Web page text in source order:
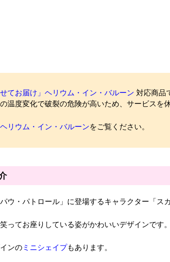
せてお届け」ヘリウム・イン・バルーン 対応商品
温度変化で破裂の危険が高いため、サービスを
ヘリウム・イン・バルーンをご覧ください。
ウ・パトロール」に登場するキャラクター「ス
ってお座りしている姿がかわいいデザインです。
ンのミニシェイプもあります。